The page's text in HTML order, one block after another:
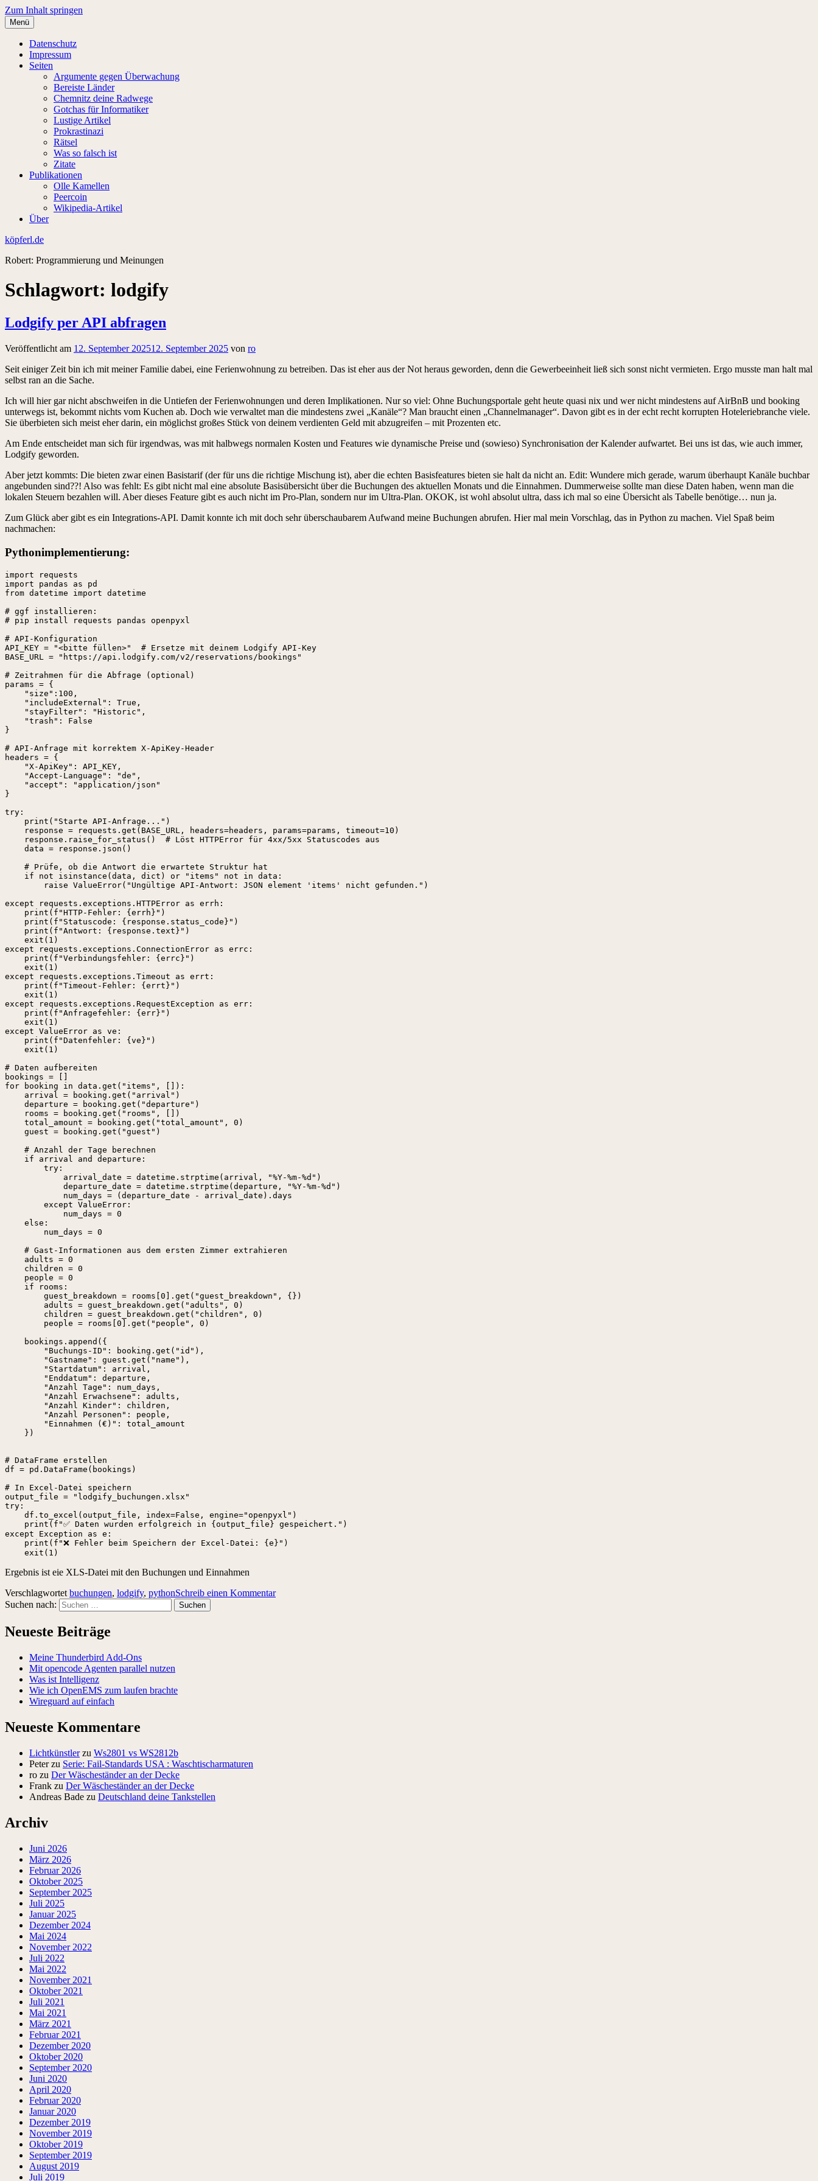
Zum Inhalt springen
Menü
Datenschutz
Impressum
Seiten
Argumente gegen Überwachung
Bereiste Länder
Chemnitz deine Radwege
Gotchas für Informatiker
Lustige Artikel
Prokrastinazi
Rätsel
Was so falsch ist
Zitate
Publikationen
Olle Kamellen
Peercoin
Wikipedia-Artikel
Über
köpferl.de
Robert: Programmierung und Meinungen
Schlagwort: lodgify
Lodgify per API abfragen
Veröffentlicht am 12. September 202512. September 2025 von ro
Seit einiger Zeit bin ich mit meiner Familie dabei, eine Ferienwohnung zu betreiben. Das ist eher aus der Not heraus geworden, denn die Gewerbeeinheit ließ sich sonst nicht vermieten. Ergo musste man halt mal
selbst ran an die Sache.
Ich will hier gar nicht abschweifen in die Untiefen der Ferienwohnungen und deren Implikationen. Nur so viel: Ohne Buchungsportale geht heute quasi nix und wer nicht mindestens auf AirBnB und booking
unterwegs ist, bekommt nichts vom Kuchen ab. Doch wie verwaltet man die mindestens zwei „Kanäle“? Man braucht einen „Channelmanager“. Davon gibt es in der echt recht korrupten Hoteleriebranche viele.
Sie überbieten sich meist eher darin, ein möglichst großes Stück von deinem verdienten Geld mit abzugreifen – mit Prozenten etc.
Am Ende entscheidet man sich für irgendwas, was mit halbwegs normalen Kosten und Features wie dynamische Preise und (sowieso) Synchronisation der Kalender aufwartet. Bei uns ist das, wie auch immer,
Lodgify geworden.
Aber jetzt kommts: Die bieten zwar einen Basistarif (der für uns die richtige Mischung ist), aber die echten Basisfeatures bieten sie halt da nicht an. Edit: Wundere mich gerade, warum überhaupt Kanäle buchbar
angebunden sind??! Also was fehlt: Es gibt nicht mal eine absolute Basisübersicht über die Buchungen des aktuellen Monats und die Einnahmen. Dummerweise sollte man diese Daten haben, wenn man die
lokalen Steuern bezahlen will. Aber dieses Feature gibt es auch nicht im Pro-Plan, sondern nur im Ultra-Plan. OKOK, ist wohl absolut ultra, dass ich mal so eine Übersicht als Tabelle benötige… nun ja.
Zum Glück aber gibt es ein Integrations-API. Damit konnte ich mit doch sehr überschaubarem Aufwand meine Buchungen abrufen. Hier mal mein Vorschlag, das in Python zu machen. Viel Spaß beim
nachmachen:
Pythonimplementierung:
import requests
import pandas as pd
from datetime import datetime
# ggf installieren:
# pip install requests pandas openpyxl
# API-Konfiguration
API_KEY = "<bitte füllen>"  # Ersetze mit deinem Lodgify API-Key
BASE_URL = "https://api.lodgify.com/v2/reservations/bookings"
# Zeitrahmen für die Abfrage (optional)
params = {
    "size":100,
    "includeExternal": True,
    "stayFilter": "Historic",
    "trash": False
}
# API-Anfrage mit korrektem X-ApiKey-Header
headers = {
    "X-ApiKey": API_KEY,
    "Accept-Language": "de",
    "accept": "application/json"
}
try:
    print("Starte API-Anfrage...")
    response = requests.get(BASE_URL, headers=headers, params=params, timeout=10)
    response.raise_for_status()  # Löst HTTPError für 4xx/5xx Statuscodes aus
    data = response.json()
    # Prüfe, ob die Antwort die erwartete Struktur hat
    if not isinstance(data, dict) or "items" not in data:
        raise ValueError("Ungültige API-Antwort: JSON element 'items' nicht gefunden.")
except requests.exceptions.HTTPError as errh:
    print(f"HTTP-Fehler: {errh}")
    print(f"Statuscode: {response.status_code}")
    print(f"Antwort: {response.text}")
    exit(1)
except requests.exceptions.ConnectionError as errc:
    print(f"Verbindungsfehler: {errc}")
    exit(1)
except requests.exceptions.Timeout as errt:
    print(f"Timeout-Fehler: {errt}")
    exit(1)
except requests.exceptions.RequestException as err:
    print(f"Anfragefehler: {err}")
    exit(1)
except ValueError as ve:
    print(f"Datenfehler: {ve}")
    exit(1)
# Daten aufbereiten
bookings = []
for booking in data.get("items", []):
    arrival = booking.get("arrival")
    departure = booking.get("departure")
    rooms = booking.get("rooms", [])
    total_amount = booking.get("total_amount", 0)
    guest = booking.get("guest")
    # Anzahl der Tage berechnen
    if arrival and departure:
        try:
            arrival_date = datetime.strptime(arrival, "%Y-%m-%d")
            departure_date = datetime.strptime(departure, "%Y-%m-%d")
            num_days = (departure_date - arrival_date).days
        except ValueError:
            num_days = 0
    else:
        num_days = 0
    # Gast-Informationen aus dem ersten Zimmer extrahieren
    adults = 0
    children = 0
    people = 0
    if rooms:
        guest_breakdown = rooms[0].get("guest_breakdown", {})
        adults = guest_breakdown.get("adults", 0)
        children = guest_breakdown.get("children", 0)
        people = rooms[0].get("people", 0)
    bookings.append({
        "Buchungs-ID": booking.get("id"),
        "Gastname": guest.get("name"),
        "Startdatum": arrival,
        "Enddatum": departure,
        "Anzahl Tage": num_days,
        "Anzahl Erwachsene": adults,
        "Anzahl Kinder": children,
        "Anzahl Personen": people,
        "Einnahmen (€)": total_amount
    })
# DataFrame erstellen
df = pd.DataFrame(bookings)
# In Excel-Datei speichern
output_file = "lodgify_buchungen.xlsx"
try:
    df.to_excel(output_file, index=False, engine="openpyxl")
    print(f"✅ Daten wurden erfolgreich in {output_file} gespeichert.")
except Exception as e:
    print(f"❌ Fehler beim Speichern der Excel-Datei: {e}")
    exit(1)
Ergebnis ist eie XLS-Datei mit den Buchungen und Einnahmen
Verschlagwortet buchungen, lodgify, pythonSchreib einen Kommentar
Suchen nach:
Neueste Beiträge
Meine Thunderbird Add-Ons
Mit opencode Agenten parallel nutzen
Was ist Intelligenz
Wie ich OpenEMS zum laufen brachte
Wireguard auf einfach
Neueste Kommentare
Lichtkünstlerzu Ws2801 vs WS2812b
Peterzu Serie: Fail-Standards USA : Waschtischarmaturen
ro zu Der Wäscheständer an der Decke
Frank zu Der Wäscheständer an der Decke
Andreas Bade zu Deutschland deine Tankstellen
Archiv
Juni 2026
März 2026
Februar 2026
Oktober 2025
September 2025
Juli 2025
Januar 2025
Dezember 2024
Mai 2024
November 2022
Juli 2022
Mai 2022
November 2021
Oktober 2021
Juli 2021
Mai 2021
März 2021
Februar 2021
Dezember 2020
Oktober 2020
September 2020
Juni 2020
April 2020
Februar 2020
Januar 2020
Dezember 2019
November 2019
Oktober 2019
September 2019
August 2019
Juli 2019